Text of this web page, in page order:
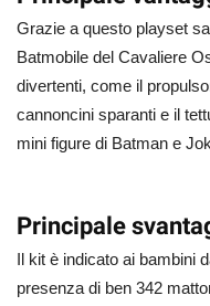
Grazie a questo playset
Batmobile del Cavaliere
divertenti, come il
cannoncini sparanti e il
mini figure di Batman e
Principale
Il kit è indicato ai bambini
presenza di ben 342